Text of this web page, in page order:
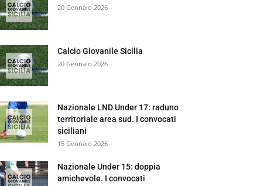
20 Gennaio 2026
Calcio Giovanile Sicilia
20 Gennaio 2026
Nazionale LND Under 17: raduno
territoriale area sud. I convocati
siciliani
15 Gennaio 2026
Nazionale Under 15: doppia
amichevole. I convocati